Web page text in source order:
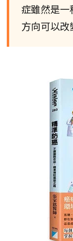
症雖然是
方向可以改